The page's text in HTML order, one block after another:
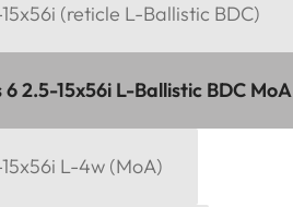
(reticle L-Ballistic BDC)
2.5-15x56i L-Ballistic BDC MoA
L-4w (MoA)